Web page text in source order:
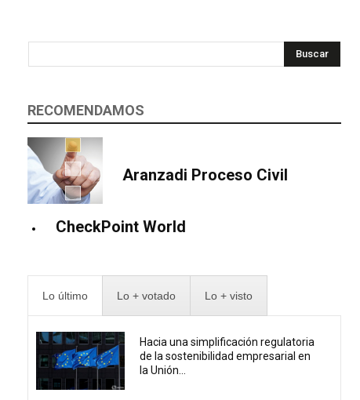
Buscar
RECOMENDAMOS
Aranzadi Proceso Civil
CheckPoint World
Lo último Lo + votado Lo + visto
Hacia una simplificación regulatoria
de la sostenibilidad empresarial en
la Unión...